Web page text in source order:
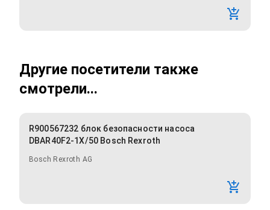
Другие посетители также
смотрели...
R900567232 блок безопасности насоса
DBAR40F2-1X/50 Bosch Rexroth
Bosch Rexroth AG